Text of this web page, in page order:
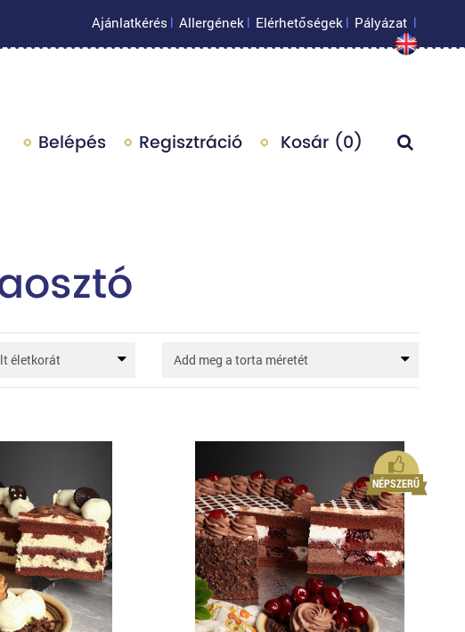
Ajánlatkérés | Allergének | Elérhetőségek | Pályázat |
Belépés Regisztráció Kosár (0)